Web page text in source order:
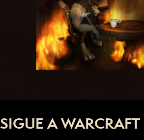
SIGUE A WARCRAFT